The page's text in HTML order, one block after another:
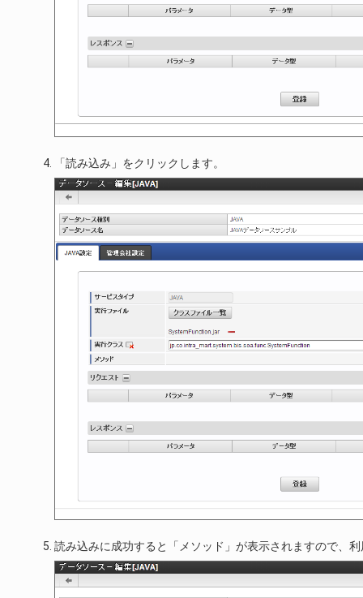
「読み込み」をクリックします。
読み込みに成功すると「メソッド」が表示されますので、